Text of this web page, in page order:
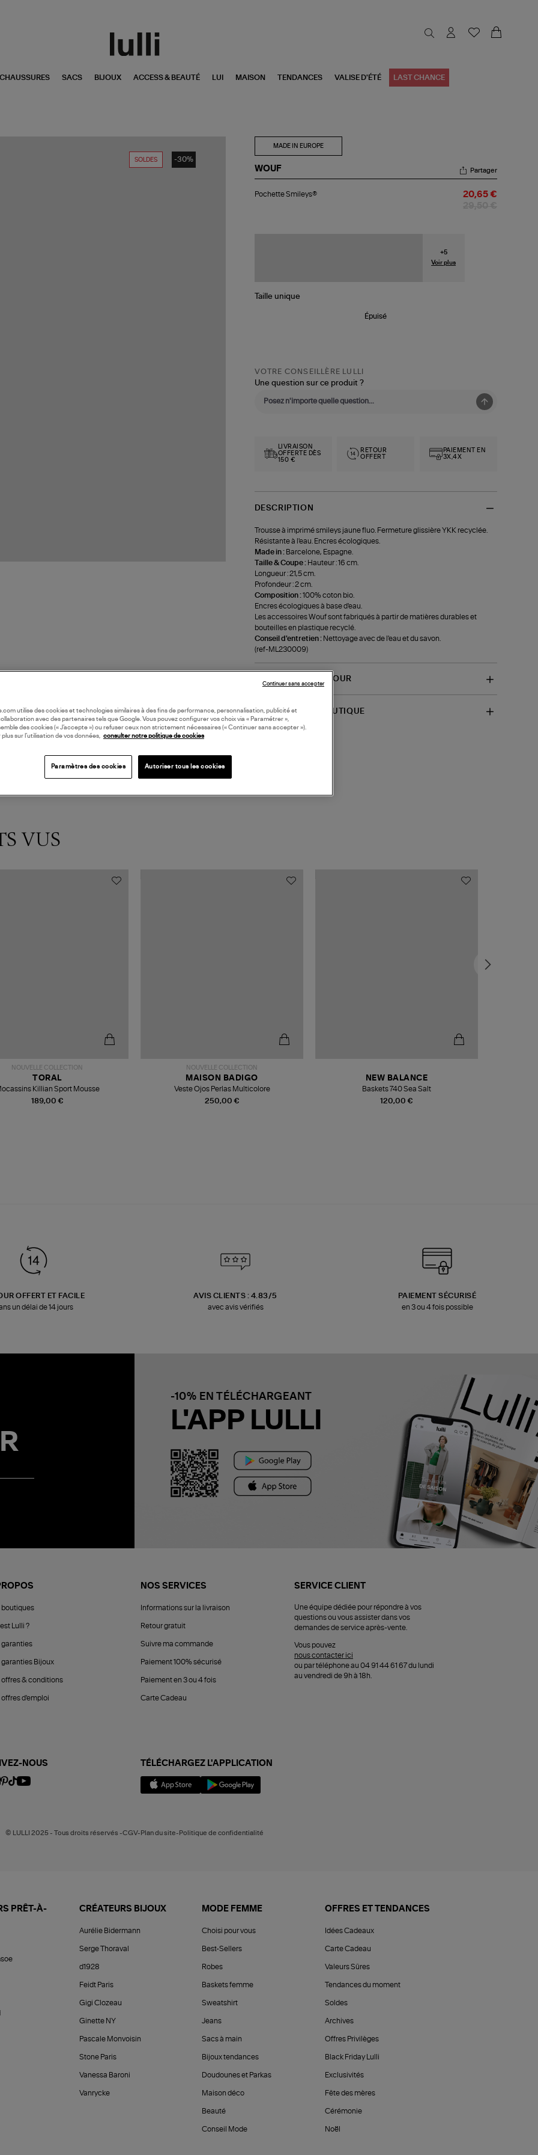
CHAUSSURES SACS BIJOUX ACCESS & BEAUTÉ LUI MAISON TENDANCES VALISE D'ÉTÉ LAST CHANCE
SOLDES -30%
MADE IN EUROPE
WOUF
Smileys®
Partager
Pochette Smileys® 20,65 €
+5
Voir plus
Taille unique
Épuisé
VOTRE CONSEILLÈRE LULLI
Une question sur ce produit ?
LIVRAISON
OFFERTE DÈS
150 €
RETOUR
OFFERT
PAIEMENT EN
3X,4X
DESCRIPTION
Trousse à imprimé smileys jaune fluo. Fermeture glissière YKK recyclée.
Résistante à l'eau. Encres écologiques.
Made in : Barcelone, Espagne.
Taille & Coupe : Hauteur : 16 cm.
Longueur : 21,5 cm.
Profondeur : 2 cm.
Composition :100% coton bio.
Encres écologiques à base d'eau.
Les accessoires Wouf sont fabriqués à partir de matières durables et
bouteilles en plastique recyclé.
Conseil d'entretien : Nettoyage avec de l'eau et du savon.
(ref-ML230009)
LIVRAISON ET RETOUR
DISPONIBILITÉ BOUTIQUE
VUS
NOUVELLE COLLECTION
189,00 €
TORAL
Killian Sport Mousse
NOUVELLE COLLECTION
250,00 €
MAISON BADIGO
Veste Ojos Perlas Multicolore
120,00 €
NEW BALANCE
Baskets 740 Sea Salt
OFFERT ET FACILE
un délai de 14 jours
AVIS CLIENTS : 4.83/5
avec avis vérifiés
PAIEMENT SÉCURISÉ
en 3 ou 4 fois possible
-10% EN TÉLÉCHARGEANT
L'APP LULLI
boutiques
Lulli ?
garanties
garanties Bijoux
offres & conditions
offres d'emploi
NOS SERVICES
Informations sur la livraison
Retour gratuit
Suivre ma commande
Paiement 100% sécurisé
Paiement en 3 ou 4 fois
Carte Cadeau
SERVICE CLIENT
Une équipe dédiée pour répondre à vos
questions ou vous assister dans vos
demandes de service après-vente.
Vous pouvez
nous contacter ici
ou par téléphone au 04 91 44 61 67 du lundi
au vendredi de 9h à 18h.
NOUS TÉLÉCHARGEZ L'APPLICATION
© LULLI 2025 - Tous droits réservés -CGV-Plan du site-Politique de confidentialité
PRÊT-À-
CRÉATEURS BIJOUX
Aurélie Bidermann
Serge Thoraval
d1928
Feidt Paris
Gigi Clozeau
Ginette NY
Pascale Monvoisin
Stone Paris
Vanessa Baroni
Vanrycke
MODE FEMME
Choisi pour vous
Best-Sellers
Robes
Baskets femme
Sweatshirt
Jeans
Sacs à main
Bijoux tendances
Doudounes et Parkas
Maison déco
Beauté
Conseil Mode
OFFRES ET TENDANCES
Idées Cadeaux
Carte Cadeau
Valeurs Sûres
Tendances du moment
Soldes
Archives
Offres Privilèges
Black Friday Lulli
Exclusivités
Fête des mères
Cérémonie
Noël
utilise des cookies et technologies similaires à des fins de performance, personnalisation, publicité et
avec des partenaires tels que Google. Vous pouvez configurer vos choix via « Paramétrer »,
des cookies (« J’accepte ») ou refuser ceux non strictement nécessaires (« Continuer sans accepter »).
plus sur l’utilisation de vos données, consulter notre politique de cookies
Paramètres des cookies Autoriser tous les cookies
Continuer sans accepter